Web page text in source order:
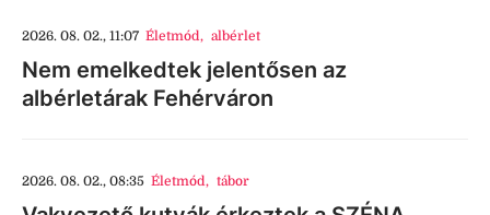
2026. 08. 02., 11:07 Életmód, albérlet
Nem emelkedtek jelentősen az
albérletárak Fehérváron
2026. 08. 02., 08:35 Életmód, tábor